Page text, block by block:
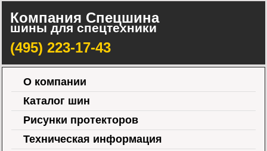
Компания Спецшина
шины для спецтехники
(495) 223-17-43
О компании
Каталог шин
Рисунки протекторов
Техническая информация